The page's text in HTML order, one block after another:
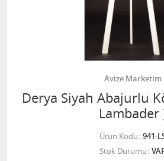
Avize Marketim
Derya Siyah Abajurlu
Lambader
Ürün Kodu 941-
Stok Durumu